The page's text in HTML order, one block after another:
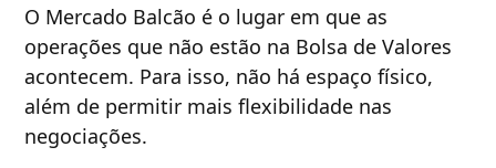
O Mercado Balcão é o lugar em que as
operações que não estão na Bolsa de Valores
acontecem. Para isso, não há espaço físico,
além de permitir mais flexibilidade nas
negociações.